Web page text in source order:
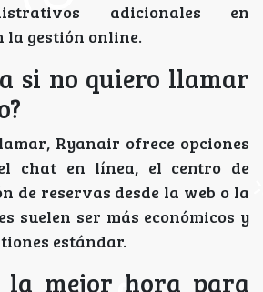
adicionales en
la gestión online.
si no quiero llamar
Ryanair ofrece opciones
chat en línea, el centro de
de reservas desde la web o la
suelen ser más económicos y
estándar.
la mejor hora para